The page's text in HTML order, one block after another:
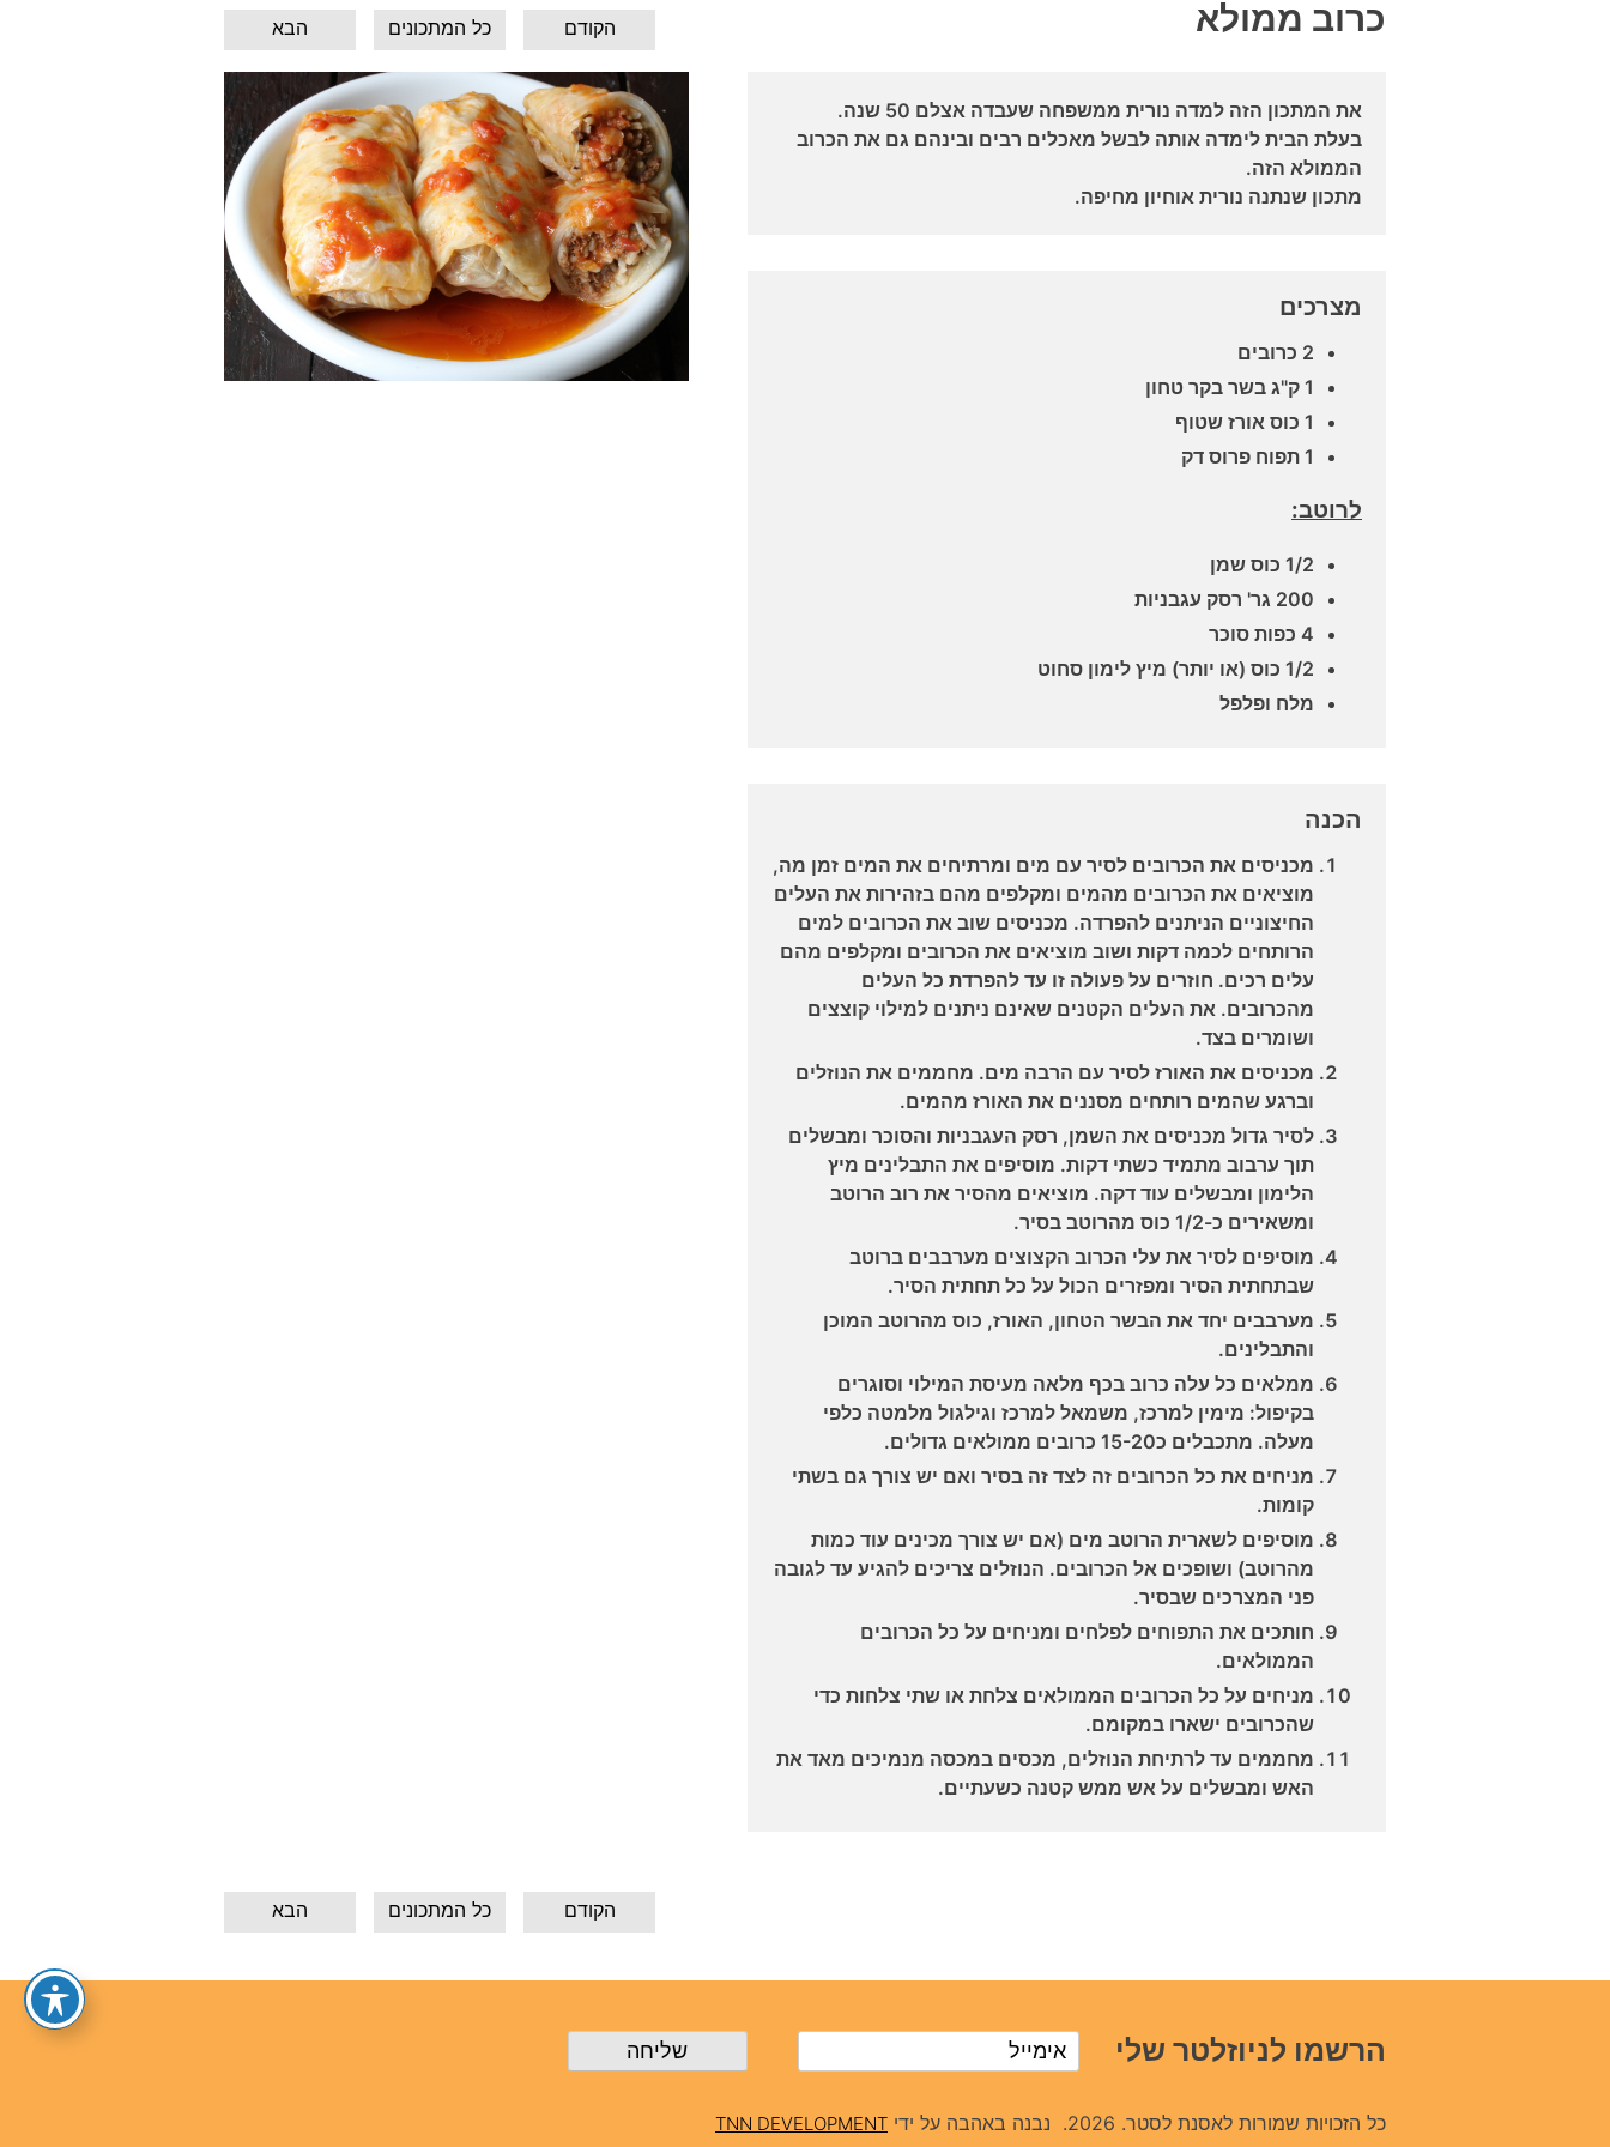
כרוב ממולא הבא כל המתכונים הקודם
את המתכון הזה למדה נורית ממשפחה שעבדה אצלם 50 שנה.
בעלת הבית לימדה אותה לבשל מאכלים רבים ובינהם גם את הכרוב
הממולא הזה.
מתכון שנתנה נורית אוחיון מחיפה.
מצרכים
2 כרובים
1 ק"ג בשר בקר טחון
1 כוס אורז שטוף
1 תפוח פרוס דק
לרוטב:
1/2 כוס שמן
200 גר' רסק עגבניות
4 כפות סוכר
1/2 כוס (או יותר) מיץ לימון סחוט
מלח ופלפל
הכנה
מכניסים את הכרובים לסיר עם מים ומרתיחים את המים זמן מה,
מוציאים את הכרובים מהמים ומקלפים מהם בזהירות את העלים
החיצוניים הניתנים להפרדה. מכניסים שוב את הכרובים למים
הרותחים לכמה דקות ושוב מוציאים את הכרובים ומקלפים מהם
עלים רכים. חוזרים על פעולה זו עד להפרדת כל העלים
מהכרובים. את העלים הקטנים שאינם ניתנים למילוי קוצצים
ושומרים בצד.
מכניסים את האורז לסיר עם הרבה מים. מחממים את הנוזלים
וברגע שהמים רותחים מסננים את האורז מהמים.
לסיר גדול מכניסים את השמן, רסק העגבניות והסוכר ומבשלים
תוך ערבוב מתמיד כשתי דקות. מוסיפים את התבלינים מיץ
הלימון ומבשלים עוד דקה. מוציאים מהסיר את רוב הרוטב
ומשאירים כ-1/2 כוס מהרוטב בסיר.
מוסיפים לסיר את עלי הכרוב הקצוצים מערבבים ברוטב
שבתחתית הסיר ומפזרים הכול על כל תחתית הסיר.
מערבבים יחד את הבשר הטחון, האורז, כוס מהרוטב המוכן
והתבלינים.
ממלאים כל עלה כרוב בכף מלאה מעיסת המילוי וסוגרים
בקיפול: מימין למרכז, משמאל למרכז וגילגול מלמטה כלפי
מעלה. מתכבלים כ15-20 כרובים ממולאים גדולים.
מניחים את כל הכרובים זה לצד זה בסיר ואם יש צורך גם בשתי
קומות.
מוסיפים לשארית הרוטב מים (אם יש צורך מכינים עוד כמות
מהרוטב) ושופכים אל הכרובים. הנוזלים צריכים להגיע עד לגובה
פני המצרכים שבסיר.
חותכים את התפוחים לפלחים ומניחים על כל הכרובים
הממולאים.
מניחים על כל הכרובים הממולאים צלחת או שתי צלחות כדי
שהכרובים ישארו במקומם.
מחממים עד לרתיחת הנוזלים, מכסים במכסה מנמיכים מאד את
האש ומבשלים על אש ממש קטנה כשעתיים.
הבא כל המתכונים הקודם
הרשמו לניוזלטר שלי
כל הזכויות שמורות לאסנת לסטר. 2026. נבנה באהבה על ידי TNN DEVELOPMENT